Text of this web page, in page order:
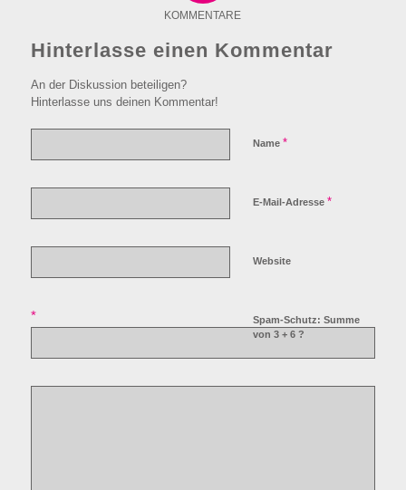
KOMMENTARE
Hinterlasse einen Kommentar
An der Diskussion beteiligen?
Hinterlasse uns deinen Kommentar!
Name *
E-Mail-Adresse *
Website
Spam-Schutz: Summe
von 3 + 6 ?
*